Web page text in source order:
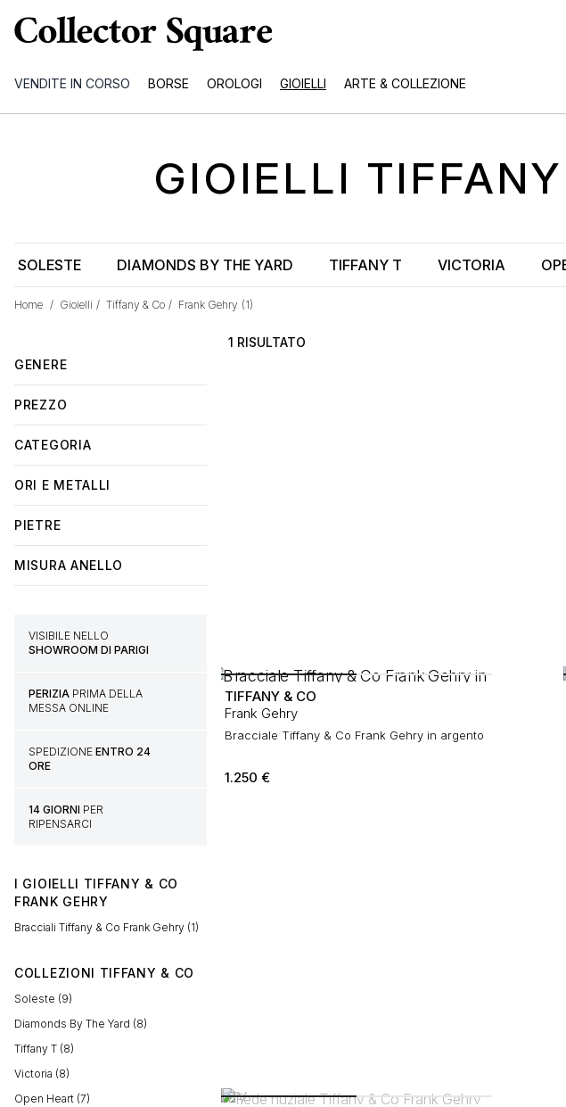
VENDITE IN CORSO BORSE OROLOGI GIOIELLI ARTE & COLLEZIONE
Home / Gioielli / Tiffany & Co / Frank Gehry (1)
GIOIELLI
SOLESTE DIAMONDS BY THE YARD TIFFANY T VICTORIA
1 RISULTATO
GENERE
PREZZO
CATEGORIA
ORI E METALLI
PIETRE
MISURA ANELLO
VISIBILE NELLO
SHOWROOM DI PARIGI
PERIZIA PRIMA DELLA
MESSA ONLINE
SPEDIZIONE ENTRO 24
ORE
14 GIORNI PER
RIPENSARCI
I GIOIELLI TIFFANY & CO
FRANK GEHRY
Bracciali Tiffany & Co Frank Gehry (1)
COLLEZIONI TIFFANY & CO
Soleste (9)
Diamonds By The Yard (8)
Tiffany T (8)
Victoria (8)
Open Heart (7)
TIFFANY & CO
Frank Gehry
Bracciale Tiffany & Co Frank Gehry in argento
1.250 €